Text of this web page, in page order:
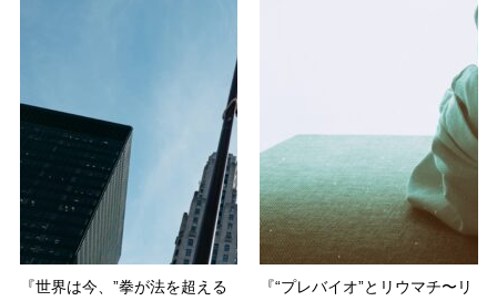
『世界は今、”拳が法を超える
『“プレバイオ”とリウマチ〜リ